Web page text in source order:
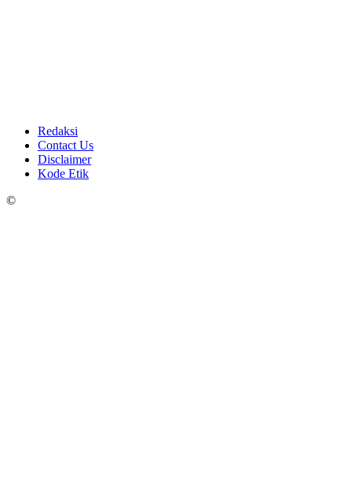
Redaksi
Contact Us
Disclaimer
Kode Etik
©